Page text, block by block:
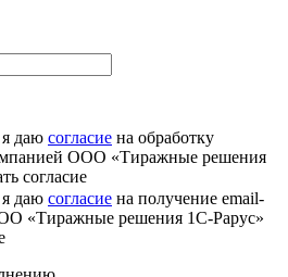
я даю согласие на обработку
ООО «Тиражные решения
согласие
я даю согласие на получение email-
«Тиражные решения 1С-Рарус»